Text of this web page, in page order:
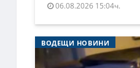
06.08.2026 15:04ч.
ВОДЕЩИ НОВИНИ